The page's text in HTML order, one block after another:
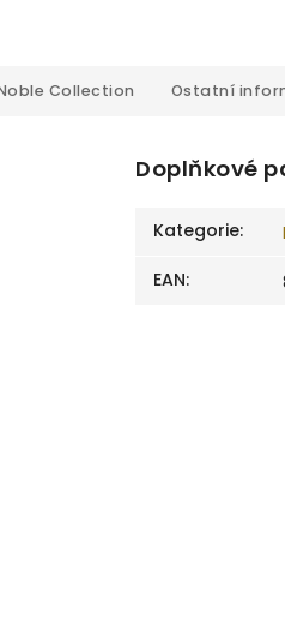
Collection Ostatní
Doplňkové
Kategorie:
EAN: